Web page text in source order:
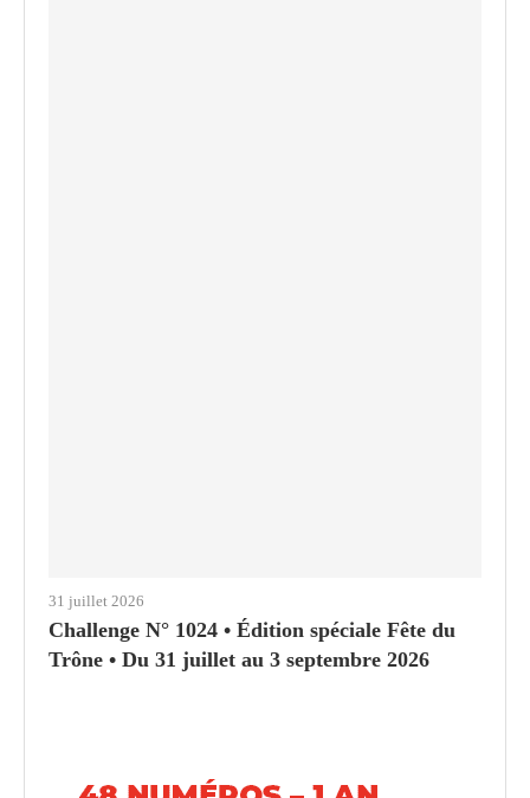
31 juillet 2026
Challenge N° 1024 • Édition spéciale Fête du
Trône • Du 31 juillet au 3 septembre 2026